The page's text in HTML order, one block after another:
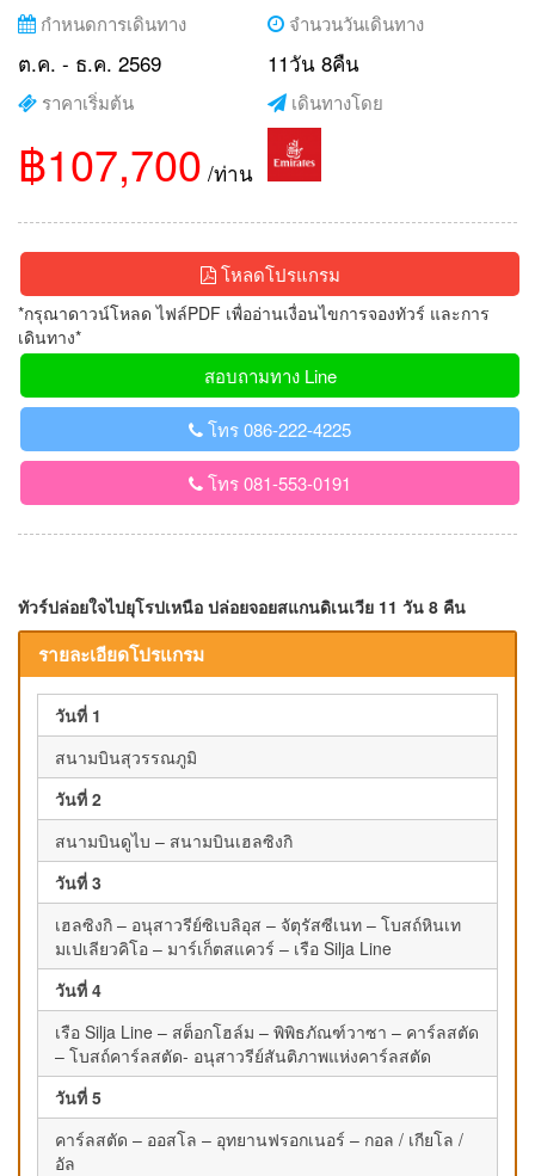
กำหนดการเดินทาง
ต.ค. - ธ.ค. 2569
จำนวนวันเดินทาง
11วัน 8คืน
ราคาเริ่มต้น
฿107,700 /ท่าน
เดินทางโดย
โหลดโปรแกรม
*กรุณาดาวน์โหลด ไฟล์PDF เพื่ออ่านเงื่อนไขการจองทัวร์ และการ
เดินทาง*
สอบถามทาง Line
โทร 086-222-4225
โทร 081-553-0191
ทัวร์ปล่อยใจไปยุโรปเหนือ ปล่อยจอยสแกนดิเนเวีย 11 วัน 8 คืน
รายละเอียดโปรแกรม
วันที่ 1
สนามบินสุวรรณภูมิ
วันที่ 2
สนามบินดูไบ – สนามบินเฮลซิงกิ
วันที่ 3
เฮลซิงกิ – อนุสาวรีย์ซิเบลิอุส – จัตุรัสซีเนท – โบสถ์หินเท
มเปเลียวคิโอ – มาร์เก็ตสแควร์ – เรือ Silja Line
วันที่ 4
เรือ Silja Line – สต็อกโฮล์ม – พิพิธภัณฑ์วาซา – คาร์ลสตัด
– โบสถ์คาร์ลสตัด- อนุสาวรีย์สันติภาพแห่งคาร์ลสตัด
วันที่ 5
คาร์ลสตัด – ออสโล – อุทยานฟรอกเนอร์ – กอล / เกียโล /
อัล